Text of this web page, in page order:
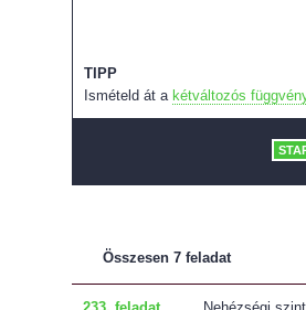
TIPP
Ismételd át a kétváltozós
Összesen 7 feladat